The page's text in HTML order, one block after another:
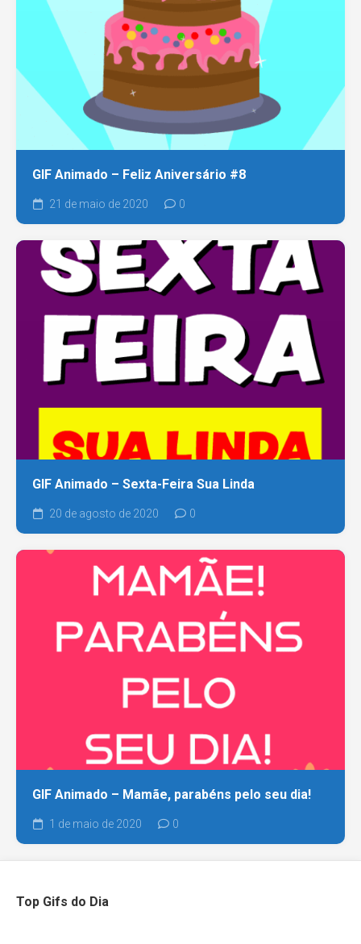
GIF Animado – Feliz Aniversário #8
21 de maio de 2020 0
GIF Animado – Sexta-Feira Sua Linda
20 de agosto de 2020 0
GIF Animado – Mamãe, parabéns pelo seu dia!
1 de maio de 2020 0
Top Gifs do Dia